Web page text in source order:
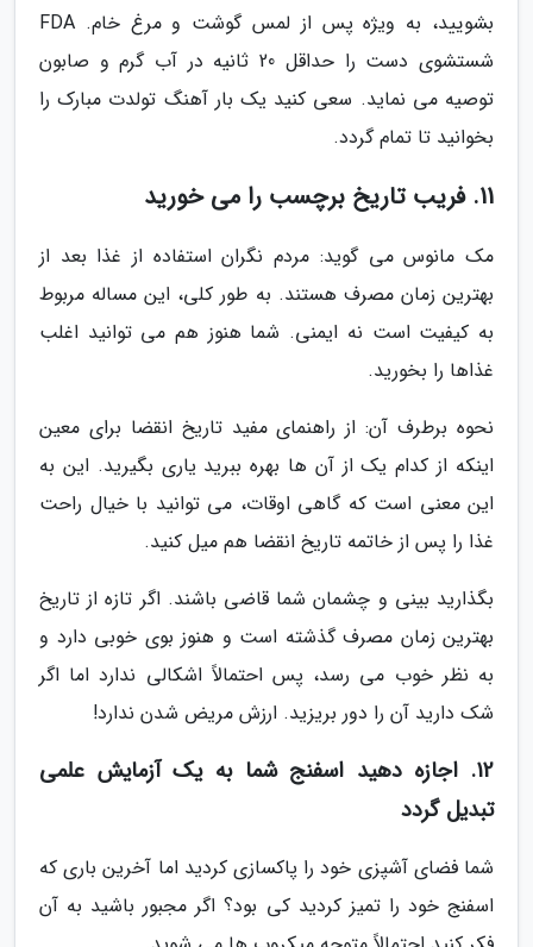
بشویید، به ویژه پس از لمس گوشت و مرغ خام. FDA
شستشوی دست را حداقل 20 ثانیه در آب گرم و صابون
توصیه می نماید. سعی کنید یک بار آهنگ تولدت مبارک را
بخوانید تا تمام گردد.
11. فریب تاریخ برچسب را می خورید
مک مانوس می گوید: مردم نگران استفاده از غذا بعد از
بهترین زمان مصرف هستند. به طور کلی، این مساله مربوط
به کیفیت است نه ایمنی. شما هنوز هم می توانید اغلب
غذاها را بخورید.
نحوه برطرف آن: از راهنمای مفید تاریخ انقضا برای معین
اینکه از کدام یک از آن ها بهره ببرید یاری بگیرید. این به
این معنی است که گاهی اوقات، می توانید با خیال راحت
غذا را پس از خاتمه تاریخ انقضا هم میل کنید.
بگذارید بینی و چشمان شما قاضی باشند. اگر تازه از تاریخ
بهترین زمان مصرف گذشته است و هنوز بوی خوبی دارد و
به نظر خوب می رسد، پس احتمالاً اشکالی ندارد اما اگر
شک دارید آن را دور بریزید. ارزش مریض شدن ندارد!
12. اجازه دهید اسفنج شما به یک آزمایش علمی
تبدیل گردد
شما فضای آشپزی خود را پاکسازی کردید اما آخرین باری که
اسفنج خود را تمیز کردید کی بود؟ اگر مجبور باشید به آن